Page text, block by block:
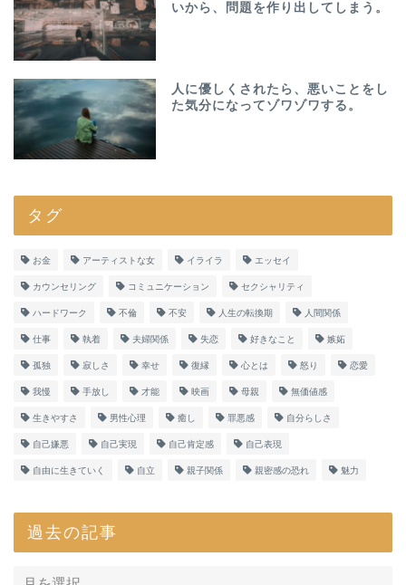
いから、問題を作り出してしまう。
人に優しくされたら、悪いことをし
た気分になってゾワゾワする。
タグ
お金 アーティストな女 イライラ エッセイ
カウンセリング コミュニケーション セクシャリティ
ハードワーク 不倫 不安 人生の転換期 人間関係
仕事 執着 夫婦関係 失恋 好きなこと 嫉妬
孤独 寂しさ 幸せ 復縁 心とは 怒り 恋愛
我慢 手放し 才能 映画 母親 無価値感
生きやすさ 男性心理 癒し 罪悪感 自分らしさ
自己嫌悪 自己実現 自己肯定感 自己表現
自由に生きていく 自立 親子関係 親密感の恐れ 魅力
過去の記事